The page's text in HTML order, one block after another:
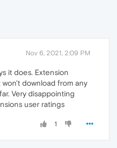
Nov 6, 2021, 2:09 PM
it does. Extension
download from any
Very disappointing
user ratings
1